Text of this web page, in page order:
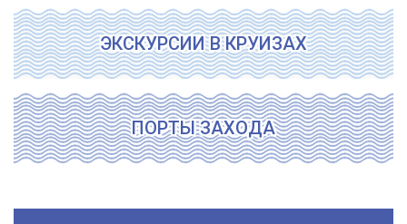
ЭКСКУРСИИ В КРУИЗАХ
ПОРТЫ ЗАХОДА